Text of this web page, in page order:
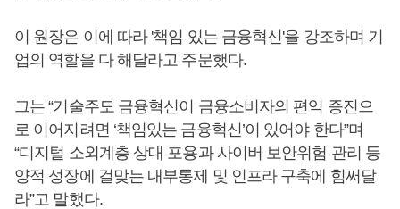
이 원장은 이에 따라 '책임 있는 금융혁신'을 강조하며 기
업의 역할을 다 해달라고 주문했다.
그는 “기술주도 금융혁신이 금융소비자의 편익 증진으
로 이어지려면 ‘책임있는 금융혁신’이 있어야 한다”며
“디지털 소외계층 상대 포용과 사이버 보안위험 관리 등
양적 성장에 걸맞는 내부통제 및 인프라 구축에 힘써달
라”고 말했다.